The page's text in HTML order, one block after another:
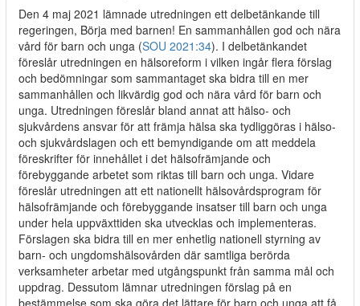
Den 4 maj 2021 lämnade utredningen ett delbetänkande till
regeringen, Börja med barnen! En sammanhållen god och nära
vård för barn och unga (SOU 2021:34). I delbetänkandet
föreslår utredningen en hälsoreform i vilken ingår flera förslag
och bedömningar som sammantaget ska bidra till en mer
sammanhållen och likvärdig god och nära vård för barn och
unga. Utredningen föreslår bland annat att hälso- och
sjukvårdens ansvar för att främja hälsa ska tydliggöras i hälso-
och sjukvårdslagen och ett bemyndigande om att meddela
föreskrifter för innehållet i det hälsofrämjande och
förebyggande arbetet som riktas till barn och unga. Vidare
föreslår utredningen att ett nationellt hälsovårdsprogram för
hälsofrämjande och förebyggande insatser till barn och unga
under hela uppväxttiden ska utvecklas och implementeras.
Förslagen ska bidra till en mer enhetlig nationell styrning av
barn- och ungdomshälsovården där samtliga berörda
verksamheter arbetar med utgångspunkt från samma mål och
uppdrag. Dessutom lämnar utredningen förslag på en
bestämmelse som ska göra det lättare för barn och unga att få